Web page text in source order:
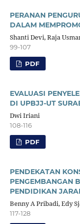
PERANAN
DALAM
Shanti Devi, Raja
99-107
PDF
EVALUASI
DI UPBJJ-UT
Dwi Iriani
108-116
PDF
PENDEKATAN
PENGEMBANGAN
PENDIDIKAN
Benny A Pribadi, Edy
117-128